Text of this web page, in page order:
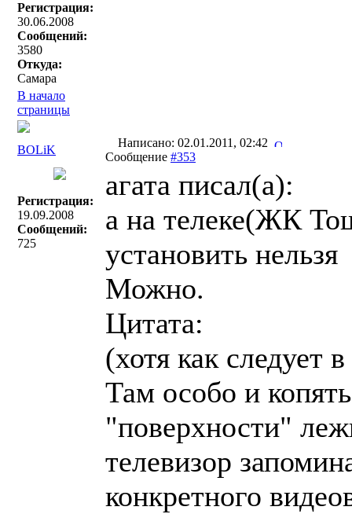
Регистрация:
30.06.2008
Сообщений:
3580
Откуда:
Самара
В начало
страницы
BOLiK
Написано: 02.01.2011, 02:42
Сообщение #353
Регистрация:
19.09.2008
Сообщений:
725
агата писал(a):
а на телеке(ЖК
установить нельзя
Можно.
Цитата:
(хотя как следует
Там особо и
"поверхности"
телевизор
конкретного